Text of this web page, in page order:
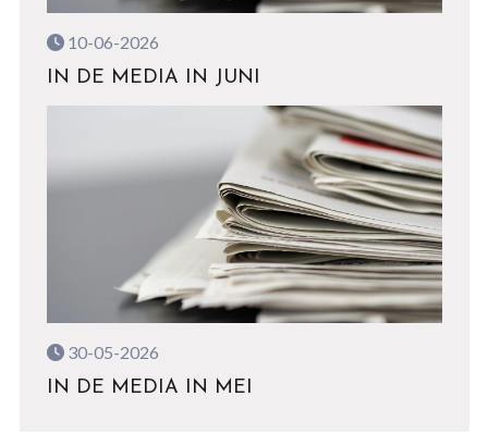
10-06-2026
IN DE MEDIA IN JUNI
30-05-2026
IN DE MEDIA IN MEI